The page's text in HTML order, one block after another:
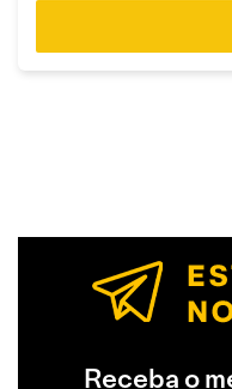
Receba o